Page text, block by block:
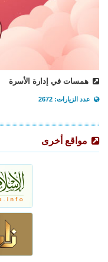
همسات في إدارة الأسرة
عدد الزيارات: 2672
مواقع أخرى